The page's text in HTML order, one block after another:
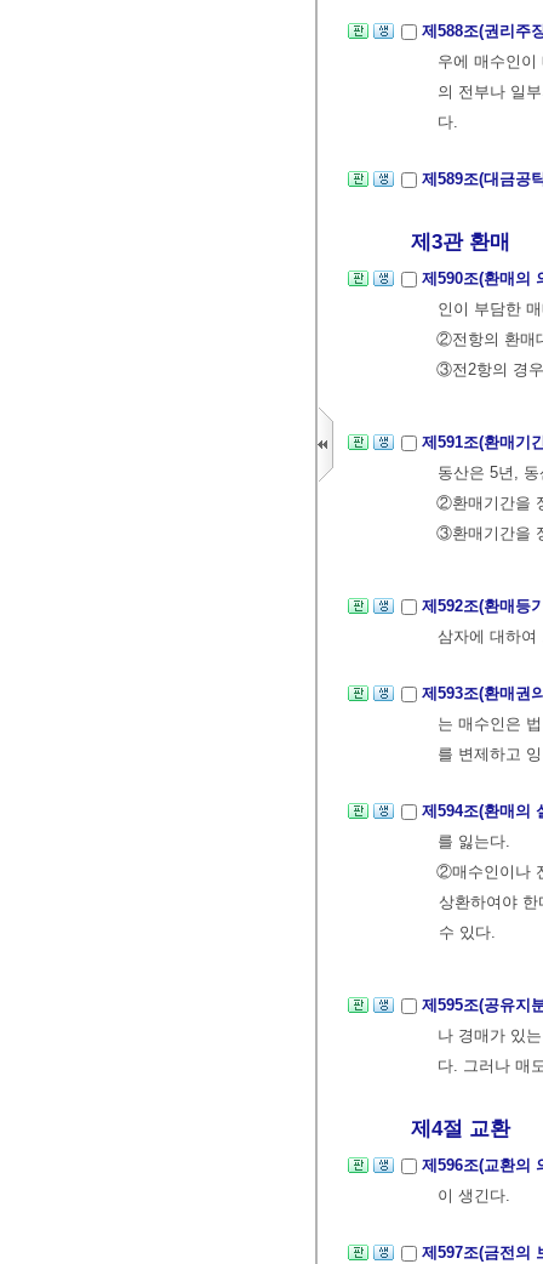
제588조(권리주
우에 매수인
의 전부나 일
다.
제589조(대금공
제3관 환매
제590조(환매의
인이 부담한
②전항의 환매
③전2항의 경
제591조(환매기
동산은 5년,
②환매기간을
③환매기간을
제592조(환매등
삼자에 대하여
제593조(환매권
는 매수인은
를 변제하고
제594조(환매의
를 잃는다.
②매수인이나
상환하여야
수 있다.
제595조(공유지
나 경매가 있
다. 그러나 매
제4절 교환
제596조(교환의
이 생긴다.
제597조(금전의